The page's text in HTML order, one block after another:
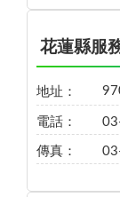
花蓮縣服
地址：
電話：
傳真：